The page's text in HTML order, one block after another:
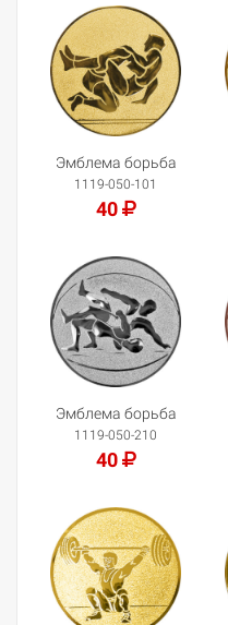
Добавить в корзину
Эмблема борьба
1119-050-101
40
Добавить в корзину
Эмблема борьба
1119-050-210
40
Добавить в корзину